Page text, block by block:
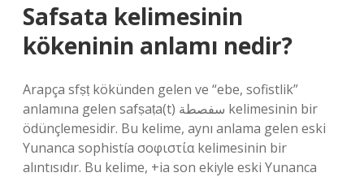
Safsata kelimesinin
kökeninin anlamı nedir?
Arapça sfṣṭ kökünden gelen ve “ebe, sofistlik”
anlamına gelen safṣaṭa(t) سفصطة kelimesinin bir
ödünçlemesidir. Bu kelime, aynı anlama gelen eski
Yunanca sophistía σοφιστία kelimesinin bir
alıntısıdır. Bu kelime, +ia son ekiyle eski Yunanca